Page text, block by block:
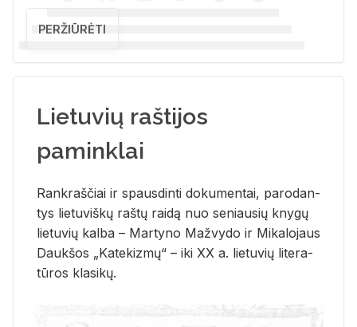
PERŽIŪRĖTI
Lietuvių raštijos
paminklai
Rank­raš­čiai ir spaus­din­ti do­ku­men­tai, pa­ro­dan­
tys lie­tu­viš­kų raš­tų rai­dą nuo se­niau­sių kny­gų
lie­tu­vių kal­ba – Mar­ty­no Ma­žvy­do ir Mi­ka­lo­jaus
Dauk­šos „Ka­te­kiz­mų“ – iki XX a. lie­tu­vių li­te­ra­
tū­ros kla­si­kų.